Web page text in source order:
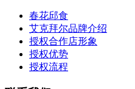
春花邱食
艾克拜尔品牌介绍
授权合作店形象
授权优势
授权流程